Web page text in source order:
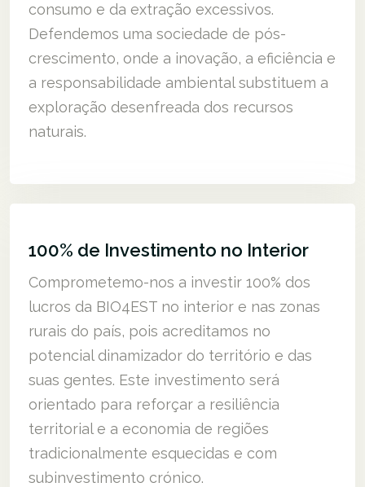
consumo e da extração excessivos.
Defendemos uma sociedade de pós-
crescimento, onde a inovação, a eficiência e
a responsabilidade ambiental substituem a
exploração desenfreada dos recursos
naturais.
100% de Investimento no Interior
Comprometemo-nos a investir 100% dos
lucros da BIO4EST no interior e nas zonas
rurais do país, pois acreditamos no
potencial dinamizador do território e das
suas gentes. Este investimento será
orientado para reforçar a resiliência
territorial e a economia de regiões
tradicionalmente esquecidas e com
subinvestimento crónico.